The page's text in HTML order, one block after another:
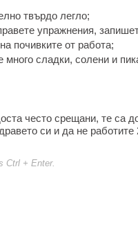
твърдо легло;
упражнения,
почивките от работа;
сладки, солени и
често срещани, те са
си и да не
Ctrl + Enter.